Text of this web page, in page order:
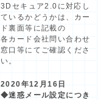
3Dセキュア2.0に対応し
ているかどうかは、カー
ド裏面等に記載の
各カード会社問い合わせ
窓口等にてご確認くださ
い。
2020年12月16日
◆迷惑メール設定につき